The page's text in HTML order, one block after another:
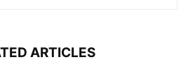
ARTICLES